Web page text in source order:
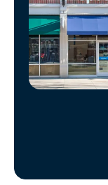
Administrar
cuenta
Encuentra
una
tienda